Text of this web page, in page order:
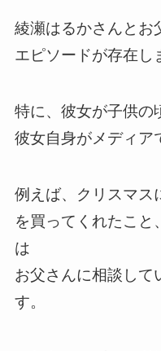
綾瀬はるかさんとお
エピソードが存在し
特に、彼女が子供の
彼女自身がメディア
例えば、クリスマス
を買ってくれたこと
は
お父さんに相談して
す。